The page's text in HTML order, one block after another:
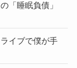
「睡眠負債」
イブで僕が手